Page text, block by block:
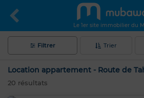
Le 1er site immobilier du
Filtrer Trier
Location appartement - Route de
20 résultats